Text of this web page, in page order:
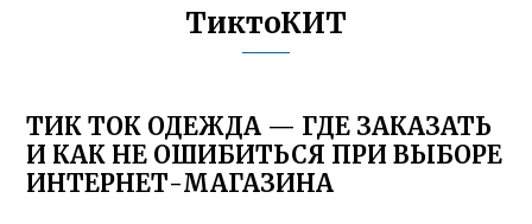
ТиктоКИТ
ТИК ТОК ОДЕЖДА — ГДЕ ЗАКАЗАТЬ
И КАК НЕ ОШИБИТЬСЯ ПРИ ВЫБОРЕ
ИНТЕРНЕТ-МАГАЗИНА